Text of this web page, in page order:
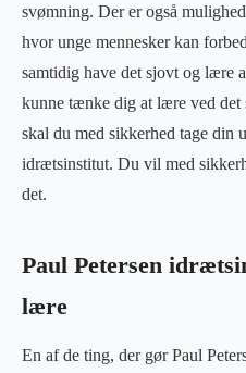
svømning. Der er også
hvor unge mennesker kan
samtidig have det sjovt og lære
kunne tænke dig at lære ved det
skal du med sikkerhed tage din
idrætsinstitut. Du vil med
det.
Paul Petersen
lære
En af de ting, der gør Paul